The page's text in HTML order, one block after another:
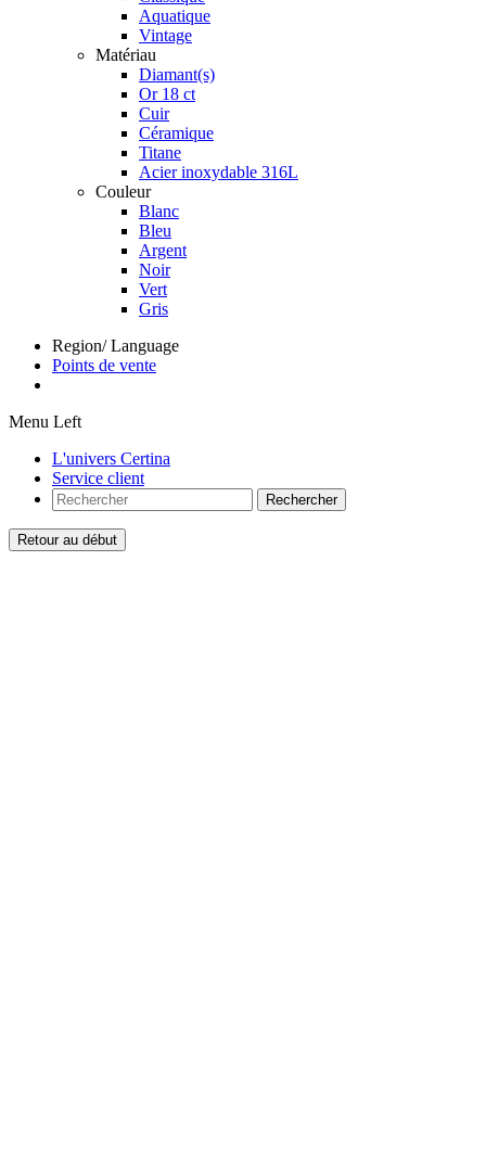
Aquatique
Vintage
Matériau
Diamant(s)
Or 18 ct
Cuir
Céramique
Titane
Acier inoxydable 316L
Couleur
Blanc
Bleu
Argent
Noir
Vert
Gris
Region/ Language
Points de vente
Menu Left
L'univers Certina
Service client
Rechercher
Retour au début